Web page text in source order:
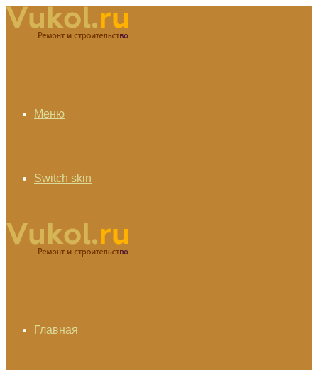
Меню
Switch skin
Главная